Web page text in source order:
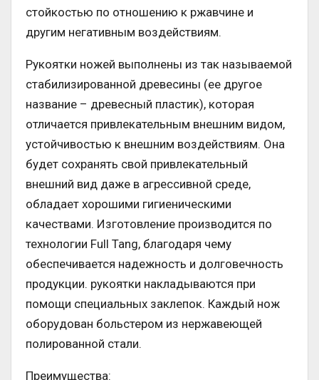
стойкостью по отношению к ржавчине и
другим негативным воздействиям.
Рукоятки ножей выполнены из так называемой
стабилизированной древесины (ее другое
название – древесный пластик), которая
отличается привлекательным внешним видом,
устойчивостью к внешним воздействиям. Она
будет сохранять свой привлекательный
внешний вид даже в агрессивной среде,
обладает хорошими гигиеническими
качествами. Изготовление производится по
технологии Full Tang, благодаря чему
обеспечивается надежность и долговечность
продукции. рукоятки накладываются при
помощи специальных заклепок. Каждый нож
оборудован больстером из нержавеющей
полированной стали.
Преимущества: